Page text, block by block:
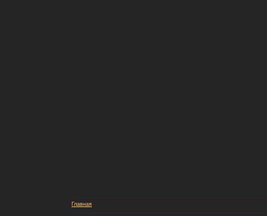
Главная